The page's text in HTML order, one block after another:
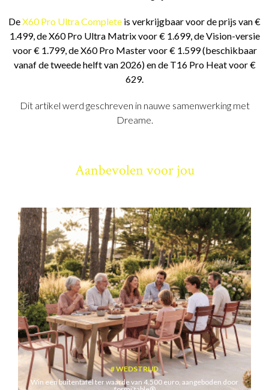
DeX60 Pro Ultra Complete is verkrijgbaar voor de prijs van €
1.499, de X60 Pro Ultra Matrix voor € 1.699, de Vision-versie
voor € 1.799, de X60 Pro Master voor € 1.599 (beschikbaar
vanaf de tweede helft van 2026) en de T16 Pro Heat voor €
629.
Dit artikel werd geschreven in nauwe samenwerking met
Dreame.
Aanbevolen voor jou
WEDSTRIJD
Win een buitentafel ter waarde van 4.500 euro, aangeboden door